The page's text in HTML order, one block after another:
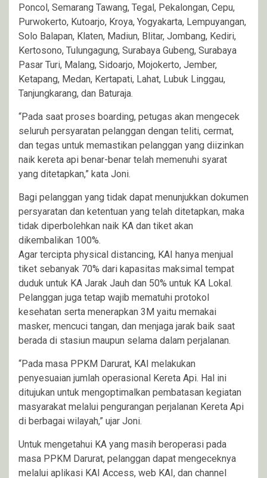
Poncol, Semarang Tawang, Tegal, Pekalongan, Cepu,
Purwokerto, Kutoarjo, Kroya, Yogyakarta, Lempuyangan,
Solo Balapan, Klaten, Madiun, Blitar, Jombang, Kediri,
Kertosono, Tulungagung, Surabaya Gubeng, Surabaya
Pasar Turi, Malang, Sidoarjo, Mojokerto, Jember,
Ketapang, Medan, Kertapati, Lahat, Lubuk Linggau,
Tanjungkarang, dan Baturaja.
“Pada saat proses boarding, petugas akan mengecek
seluruh persyaratan pelanggan dengan teliti, cermat,
dan tegas untuk memastikan pelanggan yang diizinkan
naik kereta api benar-benar telah memenuhi syarat
yang ditetapkan,” kata Joni.
Bagi pelanggan yang tidak dapat menunjukkan dokumen
persyaratan dan ketentuan yang telah ditetapkan, maka
tidak diperbolehkan naik KA dan tiket akan
dikembalikan 100%.
Agar tercipta physical distancing, KAI hanya menjual
tiket sebanyak 70% dari kapasitas maksimal tempat
duduk untuk KA Jarak Jauh dan 50% untuk KA Lokal.
Pelanggan juga tetap wajib mematuhi protokol
kesehatan serta menerapkan 3M yaitu memakai
masker, mencuci tangan, dan menjaga jarak baik saat
berada di stasiun maupun selama dalam perjalanan.
“Pada masa PPKM Darurat, KAI melakukan
penyesuaian jumlah operasional Kereta Api. Hal ini
ditujukan untuk mengoptimalkan pembatasan kegiatan
masyarakat melalui pengurangan perjalanan Kereta Api
di berbagai wilayah,” ujar Joni.
Untuk mengetahui KA yang masih beroperasi pada
masa PPKM Darurat, pelanggan dapat mengeceknya
melalui aplikasi KAI Access, web KAI, dan channel